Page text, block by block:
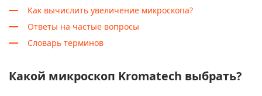
Как вычислить увеличение микроскопа?
Ответы на частые вопросы
Словарь терминов
Какой микроскоп Kromatech выбрать?